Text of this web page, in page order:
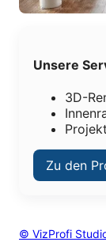
Unsere
3D-
Zu den
© VizProfi